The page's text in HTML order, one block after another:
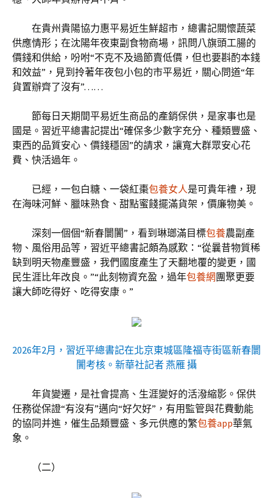
在貴州貴陽協力惠平易近生鮮超市，總書記關懷蔬菜
供應情形；在沈陽年夜東副食物商場，訊問八旗頭工腸的
價錢和供給，吩咐“不克不及過節賣低價，但也要斟酌本錢
和效益”，見到拎著年夜包小包的市平易近，關心問道“年
貨置辦齊了沒有”……
節每日天期間平易近生商品的產銷保供，是家事也是
國是。習近平總書記提出“確保多少數字充分、種類豐盛、
東西的品質安心、價錢穩固”的請求，讓寬大群眾安心花
費、快活過年。
已經，一包白糖、一袋紅棗包養女人是可貴年禮，現
在海味河鮮、臘味熟食、甜點蜜餞擺滿貨架，價廉物美。
深刻一個個“新春闤闠”，看到琳瑯滿目標包養農副產
物、風俗用品等，習近平總書記頗為感歎：“從曩昔物質稀
缺到明天物產豐盛，我們國度產生了天翻地覆的變更，國
民生涯比年改良。”“此刻物資充盈，過年包養網 團聚更要
讓大師吃得好、吃得安康。”
2026年2月，習近平總書記在北京東城區隆福寺街區新春闤
闠考核。新華社記者 燕雁 攝
年貨變遷，是社會提高、生涯變好的活潑縮影。保供
任務從保證“有沒有”邁向“好欠好”，有用監管與花費動能
的協同并進，催生品類豐盛、多元供應的繁包養app華氣
象。
（二）